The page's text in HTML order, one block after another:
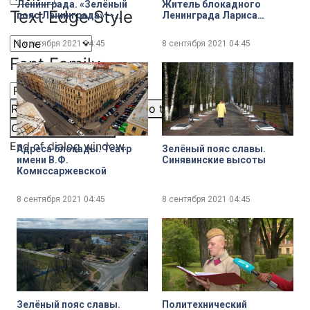
Text Edge Style
Font Family
Resetrestore all settings to the default values Done
Close Modal Dialog
End of dialog window.
Ленинграда. «Зелёный
пояс Ленинграда» —
презентация книга
Анатолия Аграфенина
8 сентября 202104:45
Житель блокадного
Ленинграда Лариса
8 сентября 2021 04:45
Адреса блокады. Театр
имени В.Ф.
Комиссаржевской
8 сентября 2021 04:45
Зелёный пояс славы.
Синявинские высоты
8 сентября 2021 04:45
Зелёный пояс славы. Политехнический